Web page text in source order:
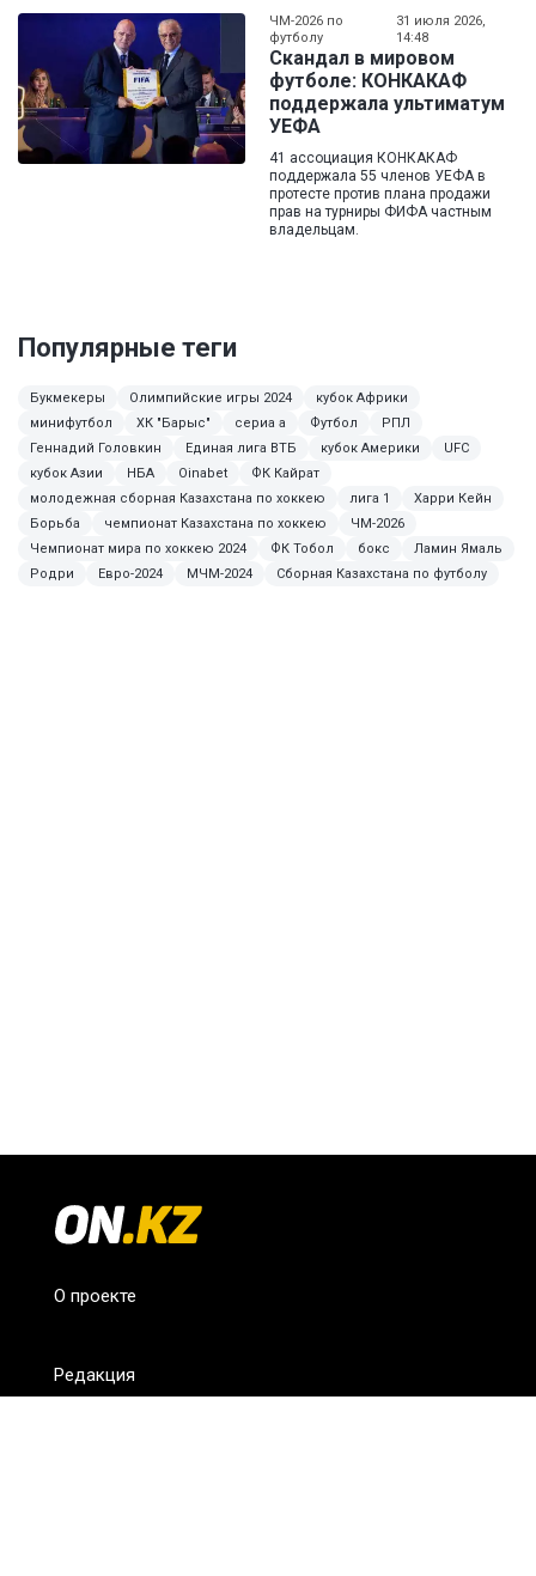
ЧМ-2026 по
футболу
31 июля 2026,
14:48
Скандал в мировом
футболе: КОНКАКАФ
поддержала ультиматум
УЕФА
41 ассоциация КОНКАКАФ
поддержала 55 членов УЕФА в
протесте против плана продажи
прав на турниры ФИФА частным
владельцам.
Популярные теги
Букмекеры Олимпийские игры 2024
кубок Африки
минифутбол
ХК "Барыс" сериа а Футбол
РПЛ
Геннадий Головкин
Единая лига ВТБ кубок Америки
UFC
кубок Азии
НБА Oinabet
ФК Кайрат
молодежная сборная Казахстана по хоккею
лига 1
Харри Кейн
Борьба
чемпионат Казахстана по хоккею
ЧМ-2026
Чемпионат мира по хоккею 2024
ФК Тобол бокс
Ламин Ямаль
Родри
Евро-2024 МЧМ-2024 Сборная Казахстана по футболу
О проекте
Редакция